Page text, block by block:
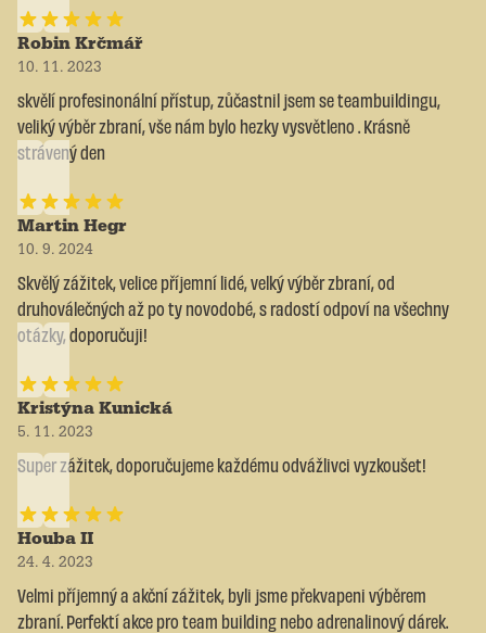
Robin Krčmář
10. 11. 2023
skvělí profesinonální přístup, zůčastnil jsem se teambuildingu,
veliký výběr zbraní, vše nám bylo hezky vysvětleno . Krásně
strávený den
Martin Hegr
10. 9. 2024
Skvělý zážitek, velice příjemní lidé, velký výběr zbraní, od
druhoválečných až po ty novodobé, s radostí odpoví na všechny
otázky, doporučuji!
Kristýna Kunická
5. 11. 2023
Super zážitek, doporučujeme každému odvážlivci vyzkoušet!
Houba II
24. 4. 2023
Velmi příjemný a akční zážitek, byli jsme překvapeni výběrem
zbraní. Perfektí akce pro team building nebo adrenalinový dárek.